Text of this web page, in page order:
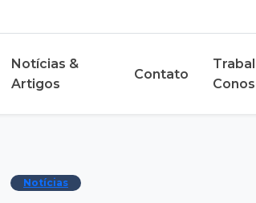
Notícias &
Artigos
Contato
Notícias